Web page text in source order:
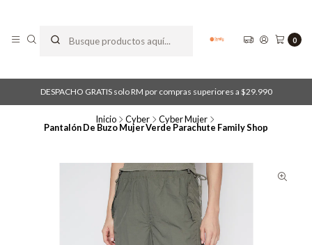
0
DESPACHO GRATIS solo RM por compras superiores a $29.990
Inicio Cyber Cyber Mujer
Pantalón De Buzo Mujer Verde Parachute Family Shop